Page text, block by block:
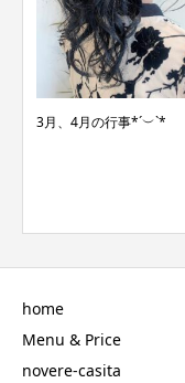
3月、4月の行事*´︶`*
home
Menu & Price
novere-casita